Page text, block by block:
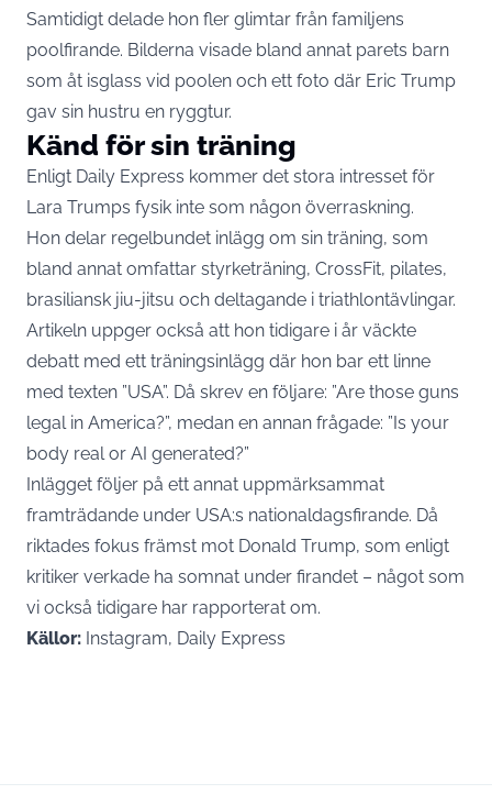
Samtidigt delade hon fler glimtar från familjens
poolfirande. Bilderna visade bland annat parets barn
som åt isglass vid poolen och ett foto där Eric Trump
gav sin hustru en ryggtur.
Känd för sin träning
Enligt Daily Express kommer det stora intresset för
Lara Trumps fysik inte som någon överraskning.
Hon delar regelbundet inlägg om sin träning, som
bland annat omfattar styrketräning, CrossFit, pilates,
brasiliansk jiu-jitsu och deltagande i triathlontävlingar.
Artikeln uppger också att hon tidigare i år väckte
debatt med ett träningsinlägg där hon bar ett linne
med texten ”USA”. Då skrev en följare: ”Are those guns
legal in America?”, medan en annan frågade: ”Is your
body real or AI generated?”
Inlägget följer på ett annat uppmärksammat
framträdande under USA:s nationaldagsfirande. Då
riktades fokus främst mot Donald Trump, som enligt
kritiker verkade ha somnat under firandet – något som
vi också tidigare har rapporterat om.
Källor: Instagram, Daily Express